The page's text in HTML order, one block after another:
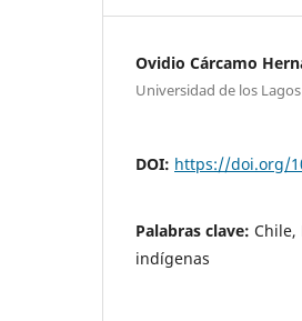
Ovidio Cárcamo
Universidad de los Lagos
DOI: https://doi.org/
Palabras clave: Chile,
indígenas